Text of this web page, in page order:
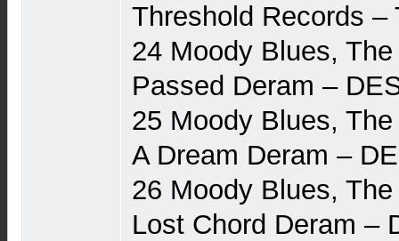
Threshold Records ‎–
24 Moody Blues,
Passed Deram ‎–
25 Moody Blues,
A Dream Deram ‎–
26 Moody Blues,
Lost Chord Deram ‎–